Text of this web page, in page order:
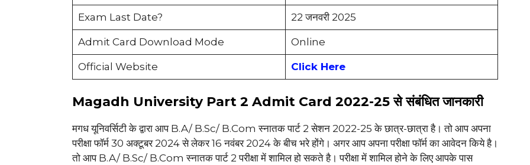
Exam Last Date? 22 जनवरी 2025
Admit Card Download Mode Online
Official Website Click Here
Magadh University Part 2 Admit Card 2022-25 से संबंधित जानकारी
मगध यूनिवर्सिटी के द्वारा आप B.A/ B.Sc/ B.Com स्नातक पार्ट 2 सेशन 2022-25 के छात्र-छात्रा है। तो आप अपना
परीक्षा फॉर्म 30 अक्टूबर 2024 से लेकर 16 नवंबर 2024 के बीच भरे होंगे। अगर आप अपना परीक्षा फॉर्म का आवेदन किये है।
तो आप B.A/ B.Sc/ B.Com स्नातक पार्ट 2 परीक्षा में शामिल हो सकते है। परीक्षा में शामिल होने के लिए आपके पास